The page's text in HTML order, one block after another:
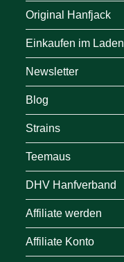
Original Hanfjack
Einkaufen im Laden
Newsletter
Blog
Strains
Teemaus
DHV Hanfverband
Affiliate werden
Affiliate Konto